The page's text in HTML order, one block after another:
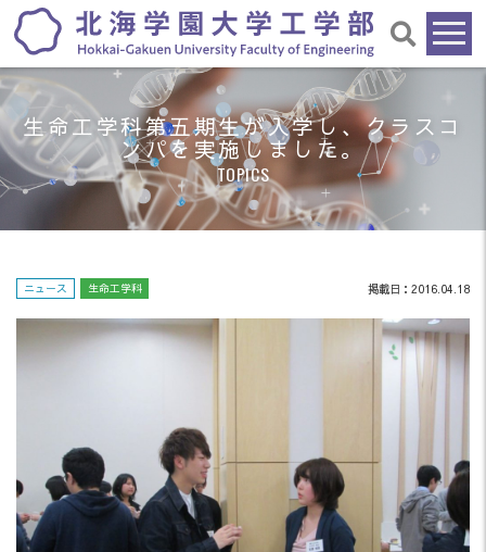
生命工学科第五期生が入学し、クラスコ
ンパを実施しました。
TOPICS
ニュース 生命工学科 掲載日：2016.04.18